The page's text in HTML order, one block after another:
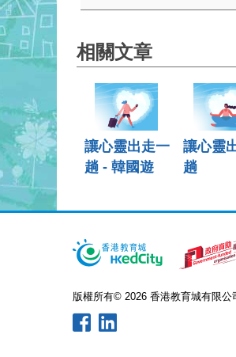
相關文章
讓心靈出走一
趟 - 韓國遊
讓心靈
趟
版權所有© 2026 香港教育城有限公